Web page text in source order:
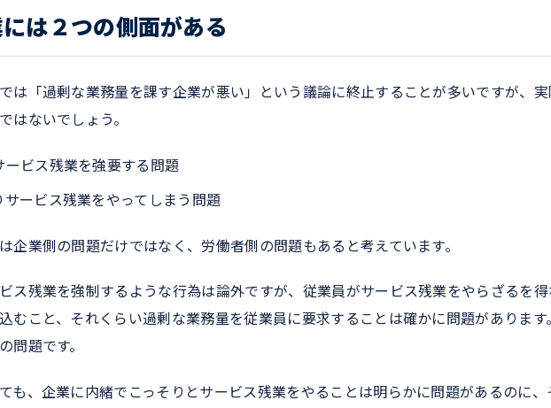
は２つの側面がある
は「過剰な業務量を課す企業が悪い」という議論に終止することが多いですが、
はないでしょう。
ービス残業を強要する問題
ービス残業をやってしまう問題
企業側の問題だけではなく、労働者側の問題もあると考えています。
ス残業を強制するような行為は論外ですが、従業員がサービス残業をやらざるを得
むこと、それくらい過剰な業務量を従業員に要求することは確かに問題があります。
問題です。
も、企業に内緒でこっそりとサービス残業をやることは明らかに問題があるのに、